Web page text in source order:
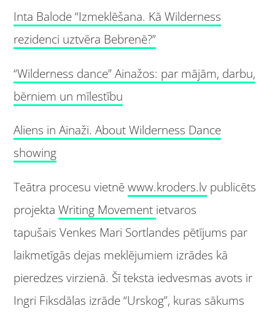
Inta Balode “Izmeklēšana. Kā Wilderness
rezidenci uztvēra Bebrenē?”
“Wilderness dance” Ainažos: par mājām, darbu,
bērniem un mīlestību
Aliens in Ainaži. About Wilderness Dance
showing
Teātra procesu vietnēwww.kroders.lv publicēts
projektaWriting Movement ietvaros
tapušais Venkes Mari Sortlandes pētījums par
laikmetīgās dejas meklējumiem izrādes kā
pieredzes virzienā. Šī teksta iedvesmas avots ir
Ingri Fiksdālas izrāde “Urskog”, kuras sākums